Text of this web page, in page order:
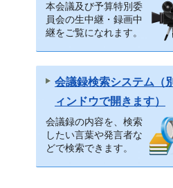
本会議及び予算特別委
員会の生中継・録画中
継をご覧になれます。
会議録検索システム（
ィンドウで開きます）
会議録の内容を、検索
したい言葉や発言者な
どで検索できます。